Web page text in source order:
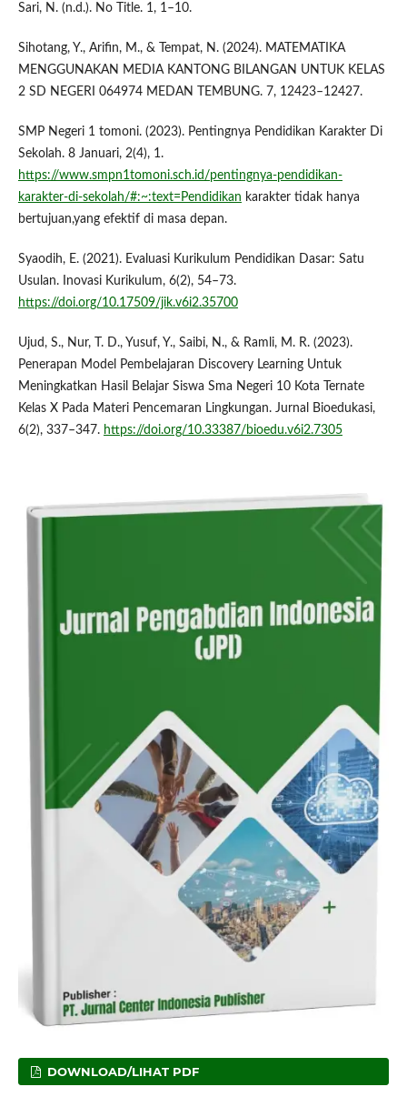
Sari, N. (n.d.). No Title. 1, 1–10.
Sihotang, Y., Arifin, M., & Tempat, N. (2024). MATEMATIKA
MENGGUNAKAN MEDIA KANTONG BILANGAN UNTUK KELAS
2 SD NEGERI 064974 MEDAN TEMBUNG. 7, 12423–12427.
SMP Negeri 1 tomoni. (2023). Pentingnya Pendidikan Karakter Di
Sekolah. 8 Januari, 2(4), 1.
https://www.smpn1tomoni.sch.id/pentingnya-pendidikan-
karakter-di-sekolah/#:~:text=Pendidikan karakter tidak hanya
bertujuan,yang efektif di masa depan.
Syaodih, E. (2021). Evaluasi Kurikulum Pendidikan Dasar: Satu
Usulan. Inovasi Kurikulum, 6(2), 54–73.
https://doi.org/10.17509/jik.v6i2.35700
Ujud, S., Nur, T. D., Yusuf, Y., Saibi, N., & Ramli, M. R. (2023).
Penerapan Model Pembelajaran Discovery Learning Untuk
Meningkatkan Hasil Belajar Siswa Sma Negeri 10 Kota Ternate
Kelas X Pada Materi Pencemaran Lingkungan. Jurnal Bioedukasi,
6(2), 337–347. https://doi.org/10.33387/bioedu.v6i2.7305
DOWNLOAD/LIHAT PDF